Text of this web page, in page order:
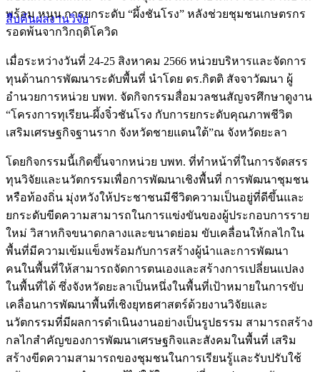
สืบค้นผลงานวิจัย
พร้อม หนุน การยกระดับ “ผึ้งชันโรง” หลังช่วยชุมชนเกษตรกร
รอดพ้นจากวิกฤติโควิด
เมื่อระหว่างวันที่ 24-25 สิงหาคม 2566 หน่วยบริหารและจัดการ
ทุนด้านการพัฒนาระดับพื้นที่ นำโดย ดร.กิตติ สัจจาวัฒนา ผู้
อำนวยการหน่วย บพท. จัดกิจกรรมสื่อมวลชนสัญจรศึกษาดูงาน
“โครงการทุเรียน-ผึ้งจิ๋วชันโรง กับการยกระดับคุณภาพชีวิต
เสริมเศรษฐกิจฐานราก จังหวัดชายแดนใต้”ณ จังหวัดยะลา
โดยกิจกรรมนี้เกิดขึ้นจากหน่วย บพท. ที่ทำหน้าที่ในการจัดสรร
ทุนวิจัยและนวัตกรรมเพื่อการพัฒนาเชิงพื้นที่ การพัฒนาชุมชน
หรือท้องถิ่น มุ่งหวังให้ประชาชนมีชีวิตความเป็นอยู่ที่ดีขึ้นและ
ยกระดับขีดความสามารถในการแข่งขันของผู้ประกอบการราย
ใหม่ วิสาหกิจขนาดกลางและขนาดย่อม ขับเคลื่อนให้กลไกใน
พื้นที่มีความเข้มแข็งพร้อมกับการสร้างผู้นำและการพัฒนา
คนในพื้นที่ให้สามารถจัดการตนเองและสร้างการเปลี่ยนแปลง
ในพื้นที่ได้ ซึ่งจังหวัดยะลาเป็นหนึ่งในพื้นที่เป้าหมายในการขับ
เคลื่อนการพัฒนาพื้นที่เชิงยุทธศาสตร์ด้วยงานวิจัยและ
นวัตกรรมที่มีผลการดำเนินงานอย่างเป็นรูปธรรม สามารถสร้าง
กลไกสำคัญของการพัฒนาเศรษฐกิจและสังคมในพื้นที่ เสริม
สร้างขีดความสามารถของชุมชนในการเรียนรู้และรับปรับใช้